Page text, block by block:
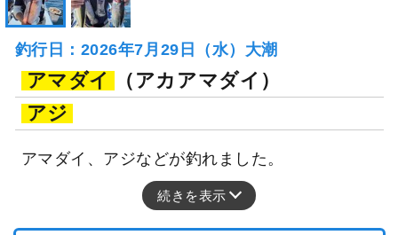
釣行日：2026年7月29日（水）大潮
アマダイ
（アカアマダイ）
アジ
アマダイ、アジなどが釣れました。
続きを表示